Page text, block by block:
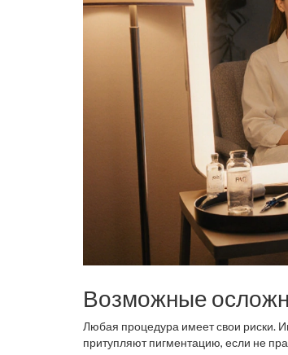
Возможные
Любая процедура имеет свои риски.
притупляют пигментацию, если не